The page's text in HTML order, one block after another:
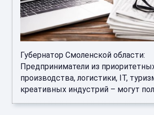
Губернатор Смоленской области:
Предприниматели из
производства, логистики, IT,
креативных индустрий – могут